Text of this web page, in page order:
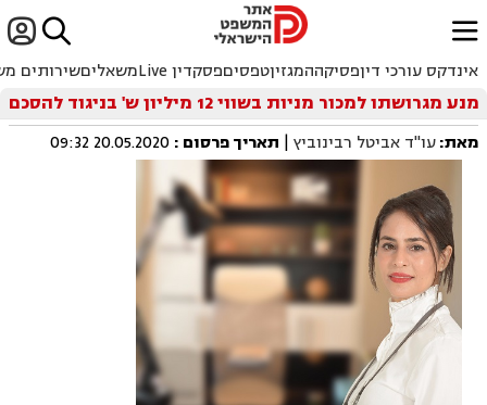

ﱐ
אינדקס עורכי דיןפסיקההמגזיןטפסיםפסקדין Live משאליםשירותים
מנע מגרושתו למכור מניות בשווי 12 מיליון ש' בניגוד להסכם
מאת:עו"ד אביטל רבינוביץ | תאריך פרסום :
20.05.2020 09:32